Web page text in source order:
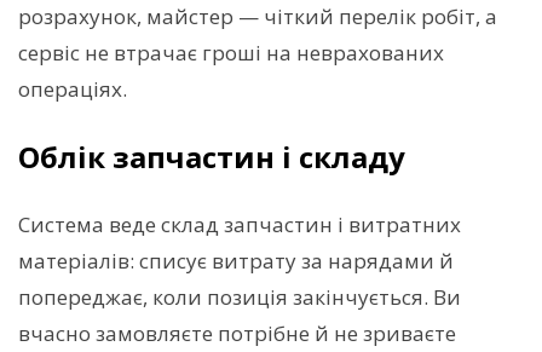
розрахунок, майстер — чіткий перелік робіт, а
сервіс не втрачає гроші на неврахованих
операціях.
Облік запчастин і складу
Система веде склад запчастин і витратних
матеріалів: списує витрату за нарядами й
попереджає, коли позиція закінчується. Ви
вчасно замовляєте потрібне й не зриваєте